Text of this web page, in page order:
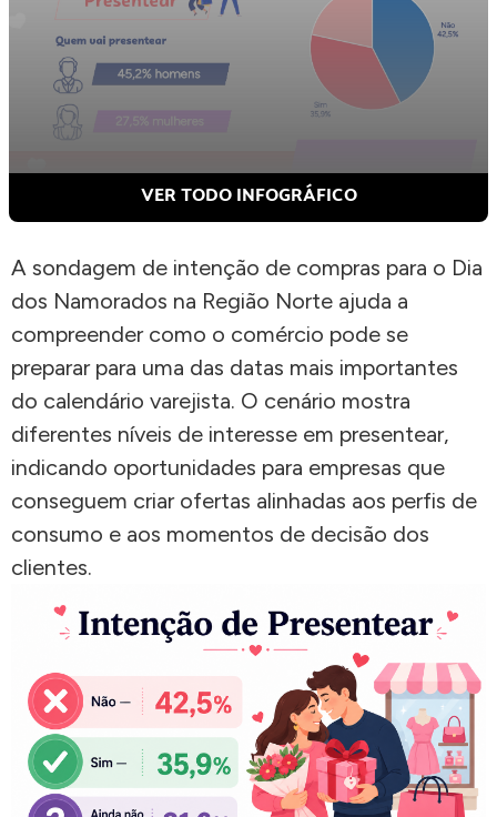
VER TODO INFOGRÁFICO
A sondagem de intenção de compras para o Dia
dos Namorados na Região Norte ajuda a
compreender como o comércio pode se
preparar para uma das datas mais importantes
do calendário varejista. O cenário mostra
diferentes níveis de interesse em presentear,
indicando oportunidades para empresas que
conseguem criar ofertas alinhadas aos perfis de
consumo e aos momentos de decisão dos
clientes.